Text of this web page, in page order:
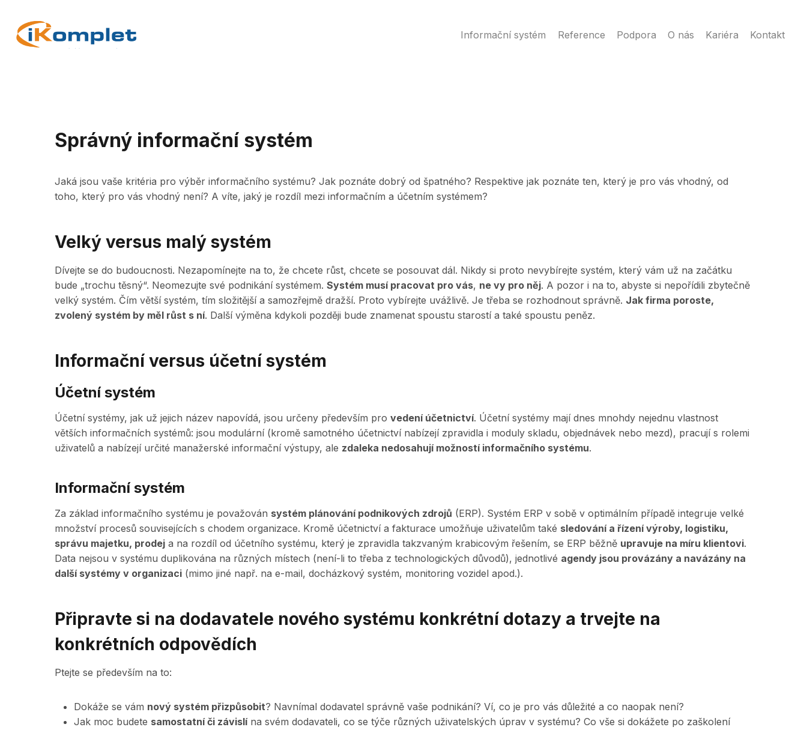
content
Informační systém Reference Podpora O nás Kariéra Kontakt
Správný informační systém
Jaká jsou vaše kritéria pro výběr informačního systému? Jak poznáte dobrý od špatného? Respektive jak poznáte ten, který je pro vás vhodný, od
toho, který pro vás vhodný není? A víte, jaký je rozdíl mezi informačním a účetním systémem?
Velký versus malý systém
Dívejte se do budoucnosti. Nezapomínejte na to, že chcete růst, chcete se posouvat dál. Nikdy si proto nevybírejte systém, který vám už na začátku
bude „trochu těsný“. Neomezujte své podnikání systémem. Systém musí pracovat pro vás, ne vy pro něj. A pozor i na to, abyste si nepořídili zbytečně
velký systém. Čím větší systém, tím složitější a samozřejmě dražší. Proto vybírejte uvážlivě. Je třeba se rozhodnout správně. Jak firma poroste,
zvolený systém by měl růst s ní. Další výměna kdykoli později bude znamenat spoustu starostí a také spoustu peněz.
Informační versus účetní systém
Účetní systém
Účetní systémy, jak už jejich název napovídá, jsou určeny především pro vedení účetnictví. Účetní systémy mají dnes mnohdy nejednu vlastnost
větších informačních systémů: jsou modulární (kromě samotného účetnictví nabízejí zpravidla i moduly skladu, objednávek nebo mezd), pracují s rolemi
uživatelů a nabízejí určité manažerské informační výstupy, ale zdaleka nedosahují možností informačního systému.
Informační systém
Za základ informačního systému je považován systém plánování podnikových zdrojů (ERP). Systém ERP v sobě v optimálním případě integruje velké
množství procesů souvisejících s chodem organizace. Kromě účetnictví a fakturace umožňuje uživatelům také sledování a řízení výroby, logistiku,
správu majetku, prodej a na rozdíl od účetního systému, který je zpravidla takzvaným krabicovým řešením, se ERP běžně upravuje na míru klientovi.
Data nejsou v systému duplikována na různých místech (není-li to třeba z technologických důvodů), jednotlivé agendy jsou provázány a navázány na
další systémy v organizaci (mimo jiné např. na e-mail, docházkový systém, monitoring vozidel apod.).
Připravte si na dodavatele nového systému konkrétní dotazy a trvejte na
konkrétních odpovědích
Ptejte se především na to:
Dokáže se vám nový systém přizpůsobit? Navnímal dodavatel správně vaše podnikání? Ví, co je pro vás důležité a co naopak není?
Jak moc budete samostatní či závislína svém dodavateli, co se týče různých uživatelských úprav v systému? Co vše si dokážete po zaškolení